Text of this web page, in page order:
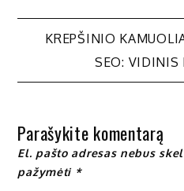
Navigacija
tarp
įrašų
KREPŠINIO
SEO: VIDINIS
Parašykite komentarą
El. pašto adresas nebus
pažymėti *